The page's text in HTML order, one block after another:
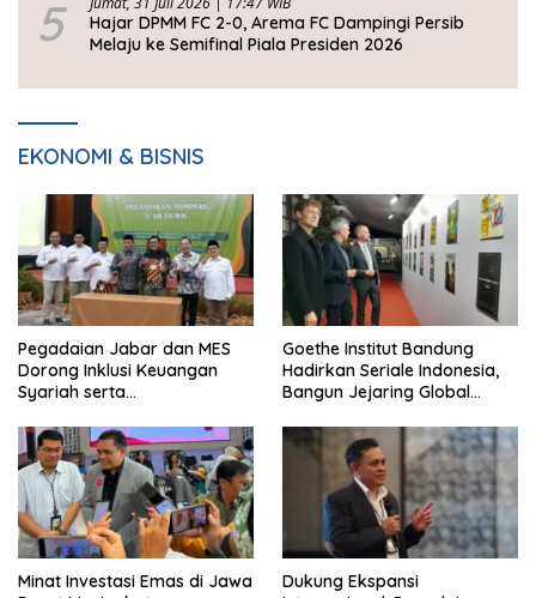
5
Hajar DPMM FC 2-0, Arema FC Dampingi Persib
Melaju ke Semifinal Piala Presiden 2026
EKONOMI & BISNIS
Pegadaian Jabar dan MES
Dorong Inklusi Keuangan
Syariah serta
Goethe Institut Bandung
Hadirkan Seriale Indonesia,
Bangun Jejaring Global
Minat Investasi Emas di Jawa
Dukung Ekspansi